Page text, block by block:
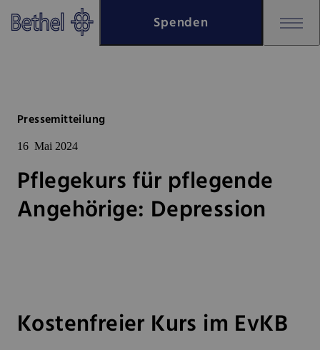
Zum Hauptinhalt springen
Zur Fußzeile springen
Spenden
Pressemitteilung
16 Mai 2024
Pflegekurs für pflegende
Angehörige: Depression
Kostenfreier Kurs im EvKB